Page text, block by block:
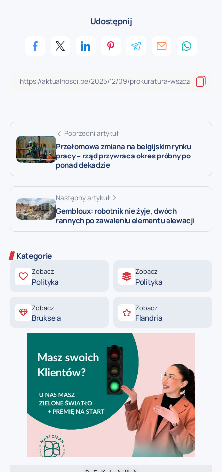
Udostępnij
Poprzedni artykuł
Przełomowa zmiana na belgijskim rynku
pracy – rząd przywraca okres próbny po
ponad dekadzie
Następny artykuł
Gembloux: robotnik nie żyje, dwóch
rannych po zawaleniu elementu elewacji
Kategorie
Zobacz
Polityka
Zobacz
Polityka
Zobacz
Bruksela
Zobacz
Flandria